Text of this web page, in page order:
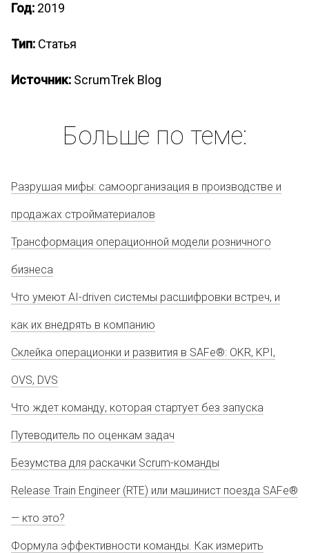
Год: 2019
Тип: Статья
Источник: ScrumTrek Blog
Больше по теме:
Разрушая мифы: самоорганизация в производстве и
продажах стройматериалов
Трансформация операционной модели розничного
бизнеса
Что умеют AI-driven системы расшифровки встреч, и
как их внедрять в компанию
Склейка операционки и развития в SAFe®: OKR, KPI,
OVS, DVS
Что ждет команду, которая стартует без запуска
Путеводитель по оценкам задач
Безумства для раскачки Scrum-команды
Release Train Engineer (RTE) или машинист поезда SAFe®
— кто это?
Формула эффективности команды. Как измерить